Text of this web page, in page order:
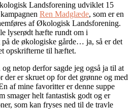
Landsforening udviklet 15
Ren Madglæde, som er en
af Økologisk Landsforening.
lyserødt hæfte rundt om i
på de økologiske gårde… ja, så er det
opskrifterne til hæftet.
netop derfor sagde jeg også ja til at
der er skruet op for det grønne og med
af mine favoritter er denne suppe
smager helt fantastisk godt og er
som kan fryses ned til de travle